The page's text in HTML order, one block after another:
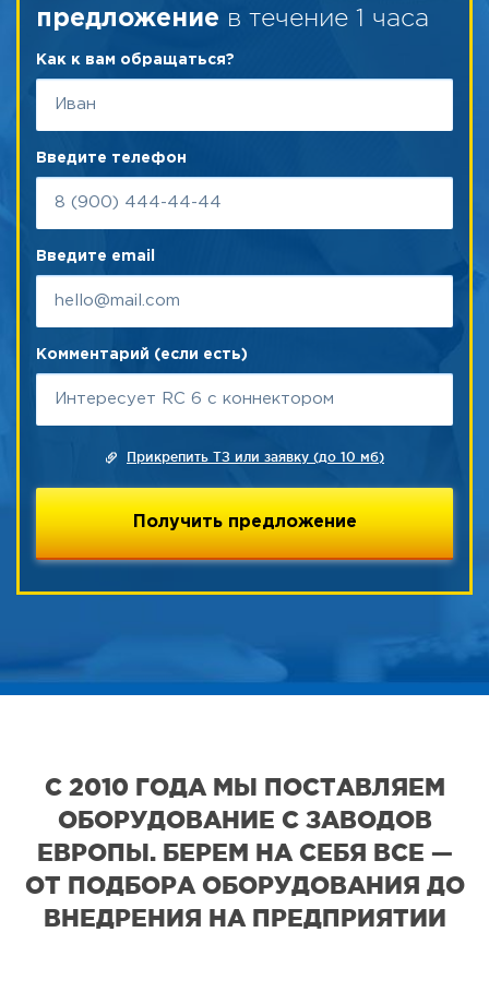
предложение в течение 1 часа
Как к вам обращаться?
Введите телефон
Введите email
Комментарий (если есть)
Прикрепить ТЗ или заявку (до 10 мб)
С 2010 ГОДА МЫ ПОСТАВЛЯЕМ
ОБОРУДОВАНИЕ С ЗАВОДОВ
ЕВРОПЫ. БЕРЕМ НА СЕБЯ ВСЕ —
ОТ ПОДБОРА ОБОРУДОВАНИЯ ДО
ВНЕДРЕНИЯ НА ПРЕДПРИЯТИИ